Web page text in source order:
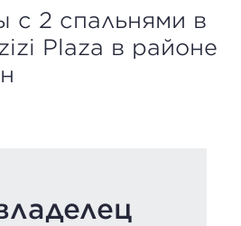
с 2 спальнями в
Plaza в районе